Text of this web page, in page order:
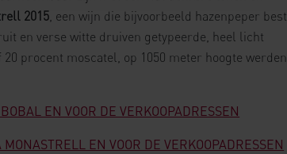
2015 , een wijn die bijvoorbeeld hazenpeper best
en verse witte druiven getypeerde, heel licht
20 procent moscatel, op 1050 meter hoogte werden
EN VOOR DE VERKOOPADRESSEN
EN VOOR DE VERKOOPADRESSEN